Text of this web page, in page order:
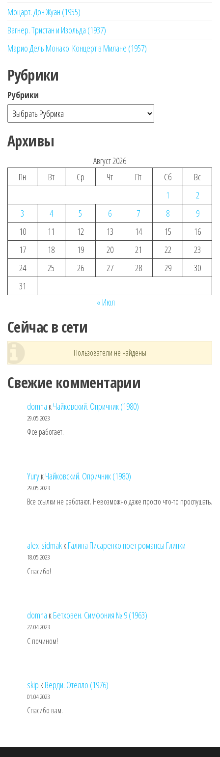
Моцарт. Дон Жуан (1955)
Вагнер. Тристан и Изольда (1937)
Марио Дель Монако. Концерт в Милане (1957)
Рубрики
Рубрики
Архивы
Август 2026
Пн
Вт Ср Чт Пт Сб
Вс
1
2
3
4 5 6 7 8
9
10
11 12 13 14 15
16
17
18 19 20 21 22
23
24
25 26 27 28 29
30
31
« Июл
Сейчас в сети
Пользователи не найдены
Свежие комментарии
domna кЧайковский. Опричник (1980)
29.05.2023
Фсе работает.
YuryкЧайковский. Опричник (1980)
29.05.2023
Все ссылки не работают. Невозможно даже просто что-то прослушать.
alex-sidmakкГалина Писаренко поет романсы Глинки
18.05.2023
Спасибо!
domna кБетховен. Симфония № 9 (1963)
27.04.2023
С почином!
skip кВерди. Отелло (1976)
01.04.2023
Спасибо вам.